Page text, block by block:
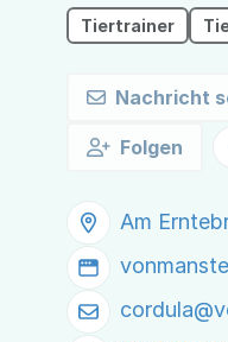
und lerne
und freundlich,
schön finden
Tiertrainer
Nachricht
Folgen
Am
cordula@